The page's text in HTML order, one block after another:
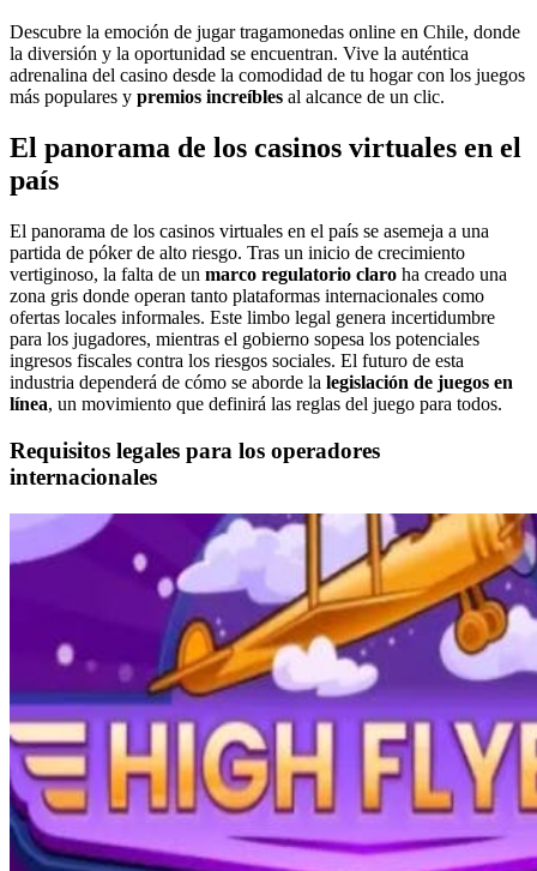
Descubre la emoción de jugar tragamonedas online en Chile, donde
la diversión y la oportunidad se encuentran. Vive la auténtica
adrenalina del casino desde la comodidad de tu hogar con los juegos
más populares y premios increíbles al alcance de un clic.
El panorama de los casinos virtuales en el
país
El panorama de los casinos virtuales en el país se asemeja a una
partida de póker de alto riesgo. Tras un inicio de crecimiento
vertiginoso, la falta de un marco regulatorio claro ha creado una
zona gris donde operan tanto plataformas internacionales como
ofertas locales informales. Este limbo legal genera incertidumbre
para los jugadores, mientras el gobierno sopesa los potenciales
ingresos fiscales contra los riesgos sociales. El futuro de esta
industria dependerá de cómo se aborde la legislación de juegos en
línea, un movimiento que definirá las reglas del juego para todos.
Requisitos legales para los operadores
internacionales